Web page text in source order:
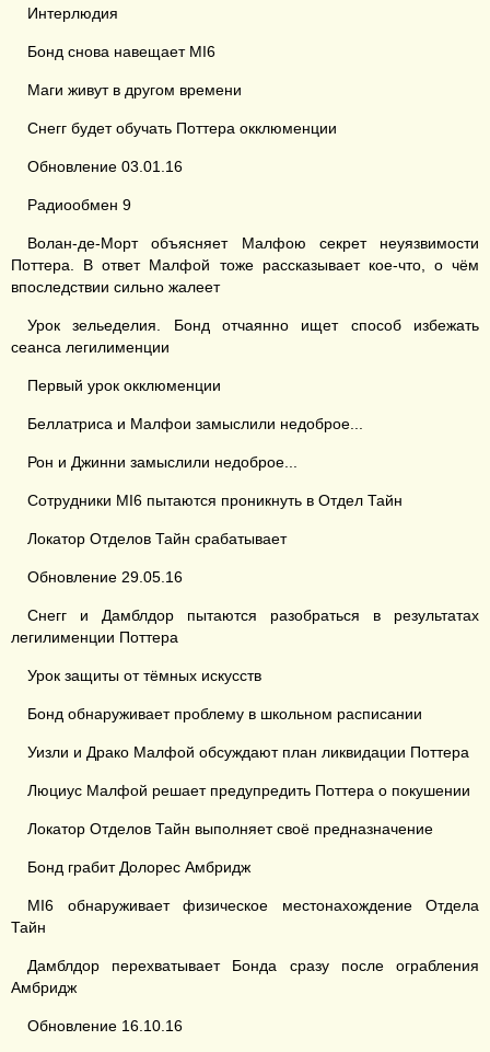
Интерлюдия
Бонд снова навещает MI6
Маги живут в другом времени
Снегг будет обучать Поттера окклюменции
Обновление 03.01.16
Радиообмен 9
Волан-де-Морт объясняет Малфою секрет неуязвимости
Поттера. В ответ Малфой тоже рассказывает кое-что, о чём
впоследствии сильно жалеет
Урок зельеделия. Бонд отчаянно ищет способ избежать
сеанса легилименции
Первый урок окклюменции
Беллатриса и Малфои замыслили недоброе...
Рон и Джинни замыслили недоброе...
Сотрудники MI6 пытаются проникнуть в Отдел Тайн
Локатор Отделов Тайн срабатывает
Обновление 29.05.16
Снегг и Дамблдор пытаются разобраться в результатах
легилименции Поттера
Урок защиты от тёмных искусств
Бонд обнаруживает проблему в школьном расписании
Уизли и Драко Малфой обсуждают план ликвидации Поттера
Люциус Малфой решает предупредить Поттера о покушении
Локатор Отделов Тайн выполняет своё предназначение
Бонд грабит Долорес Амбридж
MI6 обнаруживает физическое местонахождение Отдела
Тайн
Дамблдор перехватывает Бонда сразу после ограбления
Амбридж
Обновление 16.10.16